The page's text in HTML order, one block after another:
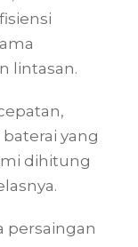
lintasan.
yang
dihitung
persaingan